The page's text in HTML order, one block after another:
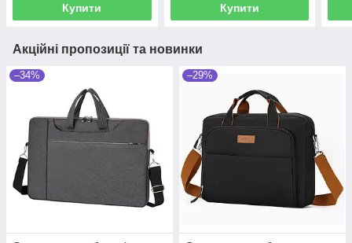
Купити Купити
Акційні пропозиції та новинки
–34% –29%